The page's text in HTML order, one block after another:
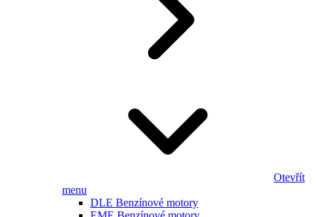
Otevřít
menu
DLE Benzínové motory